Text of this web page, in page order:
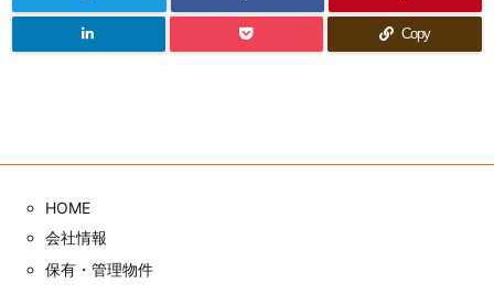
Copy
HOME
会社情報
保有・管理物件